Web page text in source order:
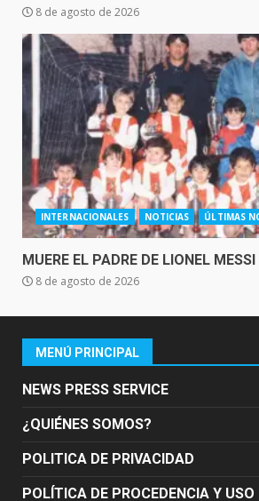
8 de agosto de 2026
INTERNACIONALES NOTICIAS ÚLTIMAS
MUERE EL PADRE DE LIONEL
8 de agosto de 2026
MENÚ PRINCIPAL
NEWS PRESS SERVICE
¿QUIÉNES SOMOS?
POLITICA DE PRIVACIDAD
POLÍTICA DE PROCEDENCIA Y USO